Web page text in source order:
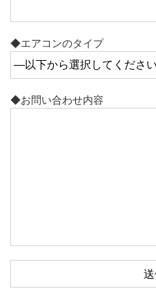
◆エアコンのタイプ
◆お問い合わせ内容